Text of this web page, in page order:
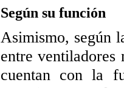
Según su función
Asimismo, según
entre ventiladores
cuentan con la